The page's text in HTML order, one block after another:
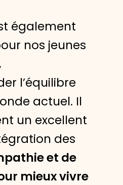
également
nos jeunes
l’équilibre
actuel. Il
un excellent
des
et de
mieux vivre